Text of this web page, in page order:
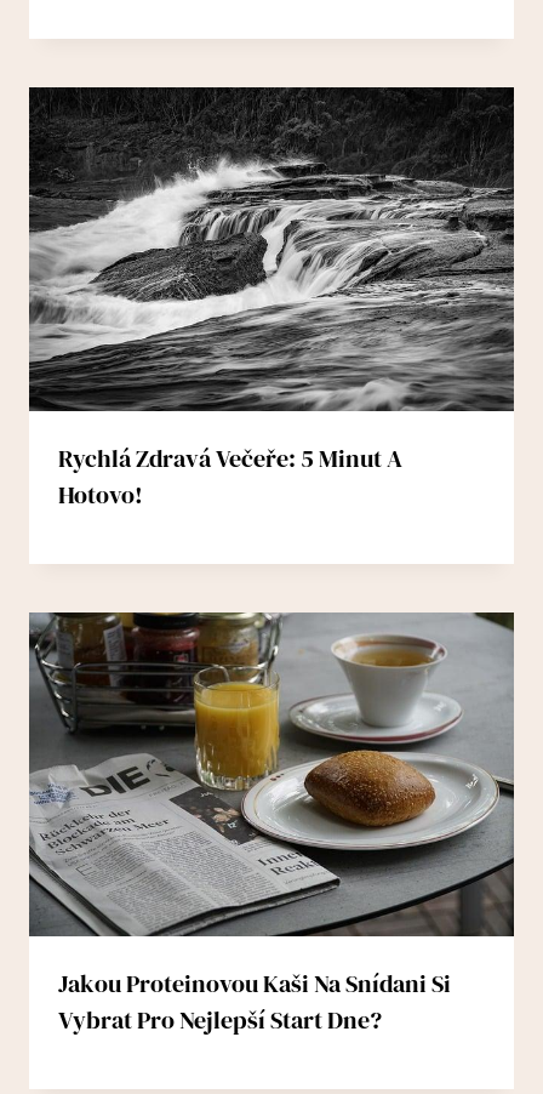
Rychlá Zdravá Večeře: 5 Minut A
Hotovo!
Jakou Proteinovou Kaši Na Snídani Si
Vybrat Pro Nejlepší Start Dne?